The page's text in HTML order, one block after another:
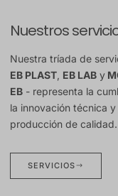
Nuestros
Nuestra tríada de
EB PLAST EB LAB y
EB - representa la
la innovación técnica y
producción de calidad.
SERVICIOS